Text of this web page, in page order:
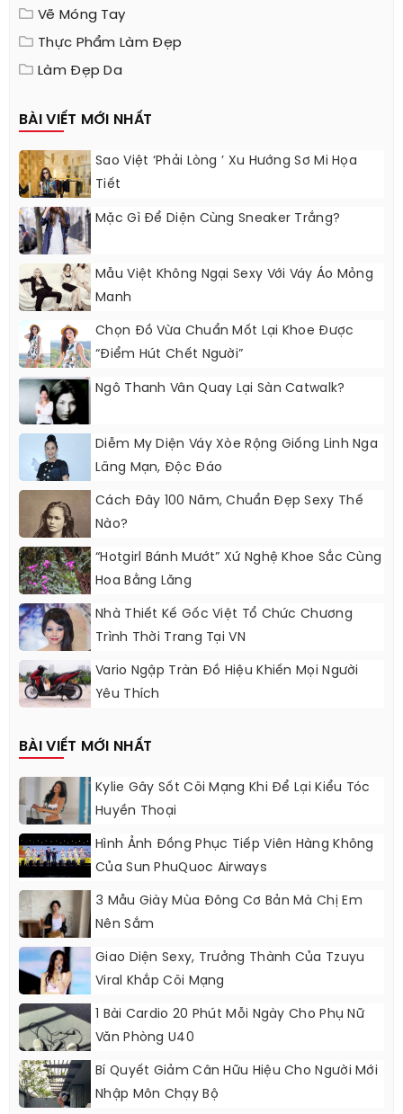
Vẽ Móng Tay
Thực Phẩm Làm Đẹp
Làm Đẹp Da
BÀI VIẾT MỚI NHẤT
Sao Việt ‘phải Lòng ’ Xu Hướng Sơ Mi Họa
Tiết
Mặc Gì Để Diện Cùng Sneaker Trắng?
Mẫu Việt Không Ngại Sexy Với Váy Áo Mỏng
Manh
Chọn Đồ Vừa Chuẩn Mốt Lại Khoe Được
“điểm Hút Chết Người”
Ngô Thanh Vân Quay Lại Sàn Catwalk?
Diễm My Diện Váy Xòe Rộng Giống Linh Nga
Lãng Mạn, Độc Đáo
Cách Đây 100 Năm, Chuẩn Đẹp Sexy Thế
Nào?
“Hotgirl Bánh Mướt” Xứ Nghệ Khoe Sắc Cùng
Hoa Bằng Lăng
Nhà Thiết Kế Gốc Việt Tổ Chức Chương
Trình Thời Trang Tại VN
Vario Ngập Tràn Đồ Hiệu Khiến Mọi Người
Yêu Thích
BÀI VIẾT MỚI NHẤT
Kylie Gây Sốt Cõi Mạng Khi Để Lại Kiểu Tóc
Huyền Thoại
Hình Ảnh Đồng Phục Tiếp Viên Hàng Không
Của Sun PhuQuoc Airways
3 Mẫu Giày Mùa Đông Cơ Bản Mà Chị Em
Nên Sắm
Giao Diện Sexy, Trưởng Thành Của Tzuyu
Viral Khắp Cõi Mạng
1 Bài Cardio 20 Phút Mỗi Ngày Cho Phụ Nữ
Văn Phòng U40
Bí Quyết Giảm Cân Hữu Hiệu Cho Người Mới
Nhập Môn Chạy Bộ